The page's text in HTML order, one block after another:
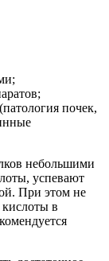
почек,
небольшими
успевают
При этом не
в